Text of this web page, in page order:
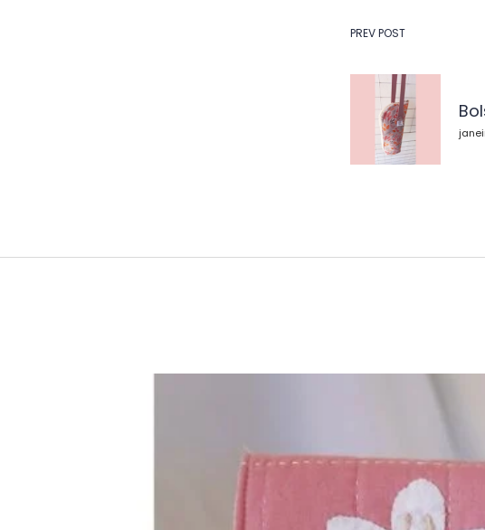
de
Post
PREV POST